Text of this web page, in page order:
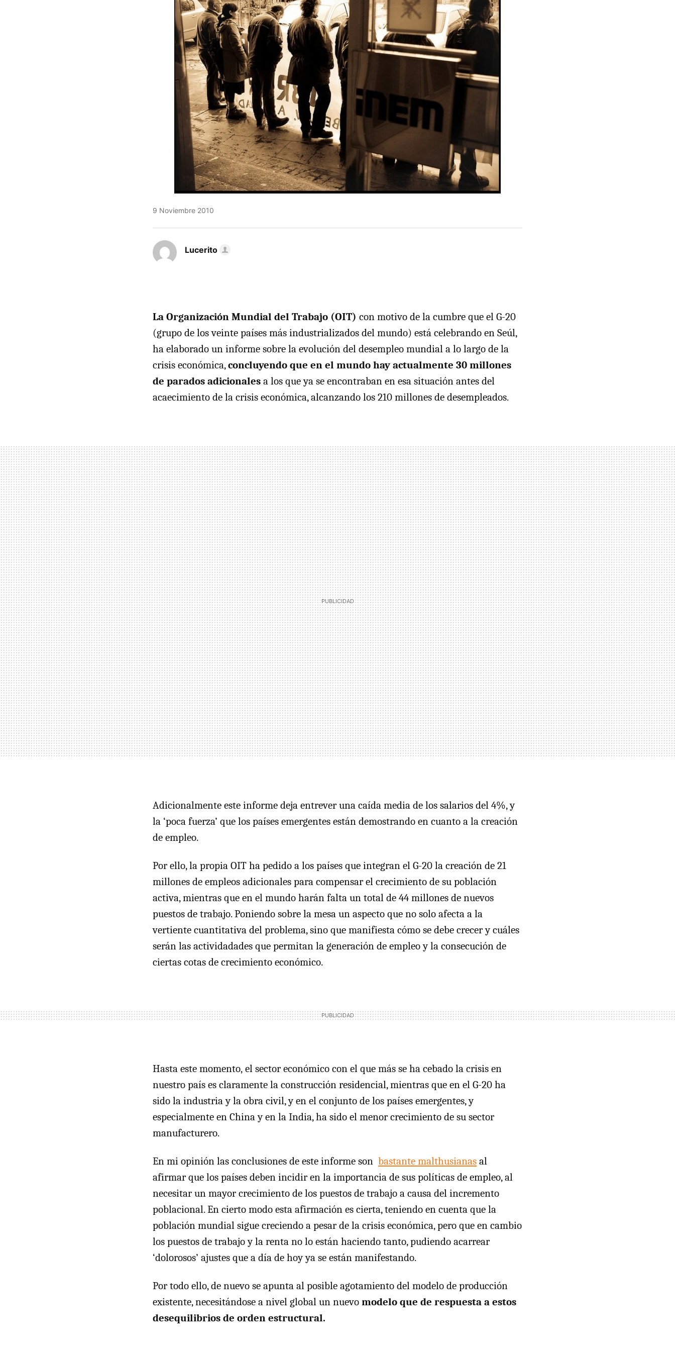
9 Noviembre 2010
Lucerito
La Organización Mundial del Trabajo (OIT) con motivo de la cumbre que el G-20
(grupo de los veinte países más industrializados del mundo) está celebrando en Seúl,
ha elaborado un informe sobre la evolución del desempleo mundial a lo largo de la
crisis económica,concluyendo que en el mundo hay actualmente 30 millones
de parados adicionales a los que ya se encontraban en esa situación antes del
acaecimiento de la crisis económica, alcanzando los 210 millones de desempleados.
Adicionalmente este informe deja entrever una caída media de los salarios del 4%, y
la ‘poca fuerza’ que los países emergentes están demostrando en cuanto a la creación
de empleo.
Por ello, la propia OIT ha pedido a los países que integran el G-20 la creación de 21
millones de empleos adicionales para compensar el crecimiento de su población
activa, mientras que en el mundo harán falta un total de 44 millones de nuevos
puestos de trabajo. Poniendo sobre la mesa un aspecto que no solo afecta a la
vertiente cuantitativa del problema, sino que manifiesta cómo se debe crecer y cuáles
serán las actividadades que permitan la generación de empleo y la consecución de
ciertas cotas de crecimiento económico.
Hasta este momento, el sector económico con el que más se ha cebado la crisis en
nuestro país es claramente la construcción residencial, mientras que en el G-20 ha
sido la industria y la obra civil, y en el conjunto de los países emergentes, y
especialmente en China y en la India, ha sido el menor crecimiento de su sector
manufacturero.
En mi opinión las conclusiones de este informe son bastante malthusianas al
afirmar que los países deben incidir en la importancia de sus políticas de empleo, al
necesitar un mayor crecimiento de los puestos de trabajo a causa del incremento
poblacional. En cierto modo esta afirmación es cierta, teniendo en cuenta que la
población mundial sigue creciendo a pesar de la crisis económica, pero que en cambio
los puestos de trabajo y la renta no lo están haciendo tanto, pudiendo acarrear
‘dolorosos’ ajustes que a día de hoy ya se están manifestando.
Por todo ello, de nuevo se apunta al posible agotamiento del modelo de producción
existente, necesitándose a nivel global un nuevo modelo que de respuesta a estos
desequilibrios de orden estructural.